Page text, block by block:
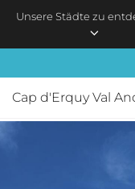
Unsere Städte zu
Cap d'Erquy Val